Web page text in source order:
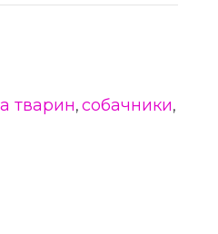
тварин, собачники,